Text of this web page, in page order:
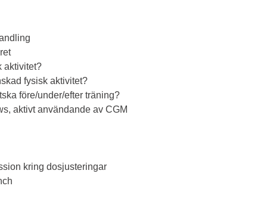
aktivitet?
fysisk aktivitet?
före/under/efter träning?
aktivt användande av CGM
kring dosjusteringar